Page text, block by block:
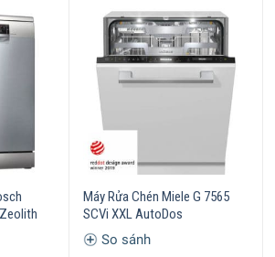
Máy Rửa Chén Miele G 7565
SCVi XXL AutoDos
So sánh